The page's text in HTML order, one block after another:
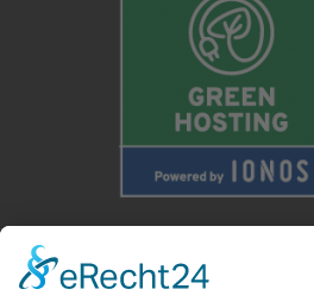
Weitere Informationen